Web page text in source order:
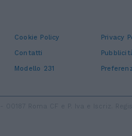
Cookie Policy Privacy
Contatti
Modello 231